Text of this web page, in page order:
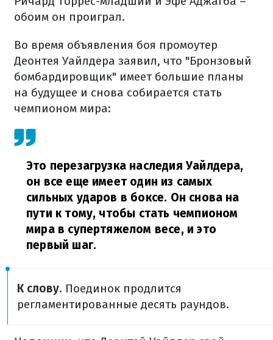
обоим он проиграл.
Во время объявления боя промоутер
Деонтея Уайлдера заявил, что "Бронзовый
бомбардировщик" имеет большие планы
на будущее и снова собирается стать
чемпионом мира:
Это перезагрузка наследия Уайлдера,
он все еще имеет один из самых
сильных ударов в боксе. Он снова на
пути к тому, чтобы стать чемпионом
мира в супертяжелом весе, и это
первый шаг.
К слову. Поединок продлится
регламентированные десять раундов.